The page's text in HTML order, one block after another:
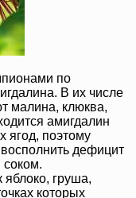
по
В их числе
малина, клюква,
амигдалин
ягод, поэтому
восполнить дефицит
яблоко, груша,
которых